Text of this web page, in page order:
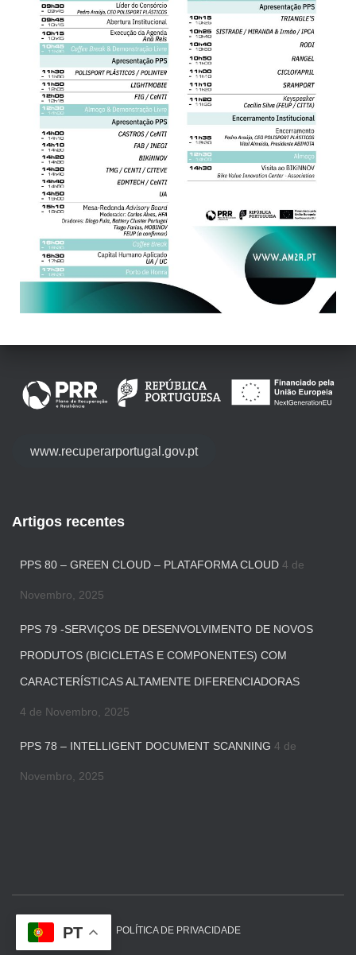
www.recuperarportugal.gov.pt
Artigos recentes
PPS 80 – GREEN CLOUD – PLATAFORMA CLOUD 4 de
Novembro, 2025
PPS 79 -SERVIÇOS DE DESENVOLVIMENTO DE NOVOS
PRODUTOS (BICICLETAS E COMPONENTES) COM
CARACTERÍSTICAS ALTAMENTE DIFERENCIADORAS
4 de Novembro, 2025
PPS 78 – INTELLIGENT DOCUMENT SCANNING 4 de
Novembro, 2025
POLÍTICA DE PRIVACIDADE
PT